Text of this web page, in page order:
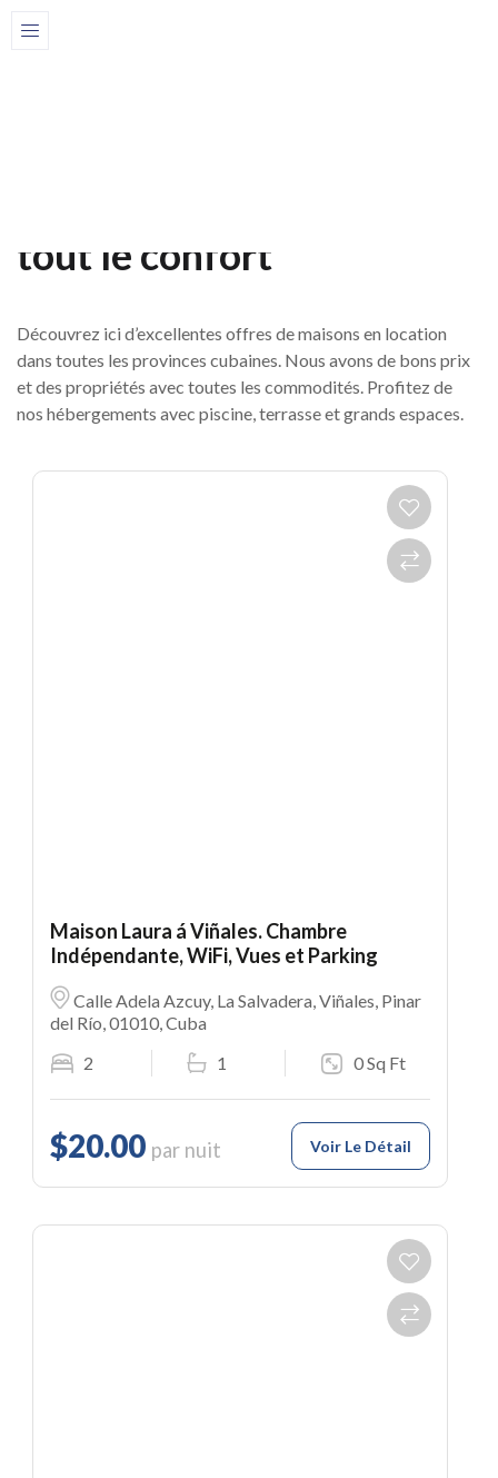
Home
tout le confort
Découvrez ici d’excellentes offres de maisons en location
dans toutes les provinces cubaines. Nous avons de bons prix
et des propriétés avec toutes les commodités. Profitez de
nos hébergements avec piscine, terrasse et grands espaces.
Maison Laura á Viñales. Chambre
Indépendante, WiFi, Vues et Parking
Calle Adela Azcuy, La Salvadera, Viñales, Pinar
del Río, 01010, Cuba
2
1 0 Sq Ft
$20.00 par nuit Voir Le Détail